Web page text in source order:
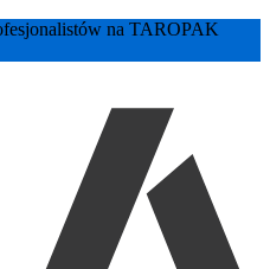
na TAROPAK